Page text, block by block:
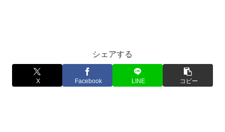
シェアする
X Facebook LINE コピー